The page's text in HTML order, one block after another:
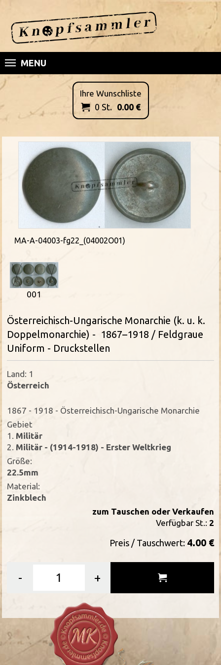
MENU
Ihre Wunschliste
 0 St. 0.00€
MA-A-04003-fg22_(04002O01)
001
Österreichisch-Ungarische Monarchie (k. u. k.
Doppelmonarchie) - 1867–1918 / Feldgraue
Uniform - Druckstellen
Land: 1
Österreich
1867 - 1918 - Österreichisch-Ungarische Monarchie
Gebiet
1.
Militär
2. Militär - (1914-1918) - Erster Weltkrieg
Größe:
22.5mm
Material:
Zinkblech
zum Tauschen oder Verkaufen
Verfügbar St.: 2
Preis / Tauschwert: 4.00 €
- +